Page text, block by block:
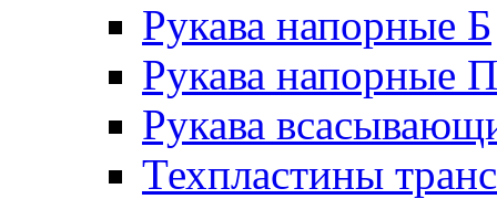
Рукава напорные Б
Рукава напорные П
Рукава
Техпластины